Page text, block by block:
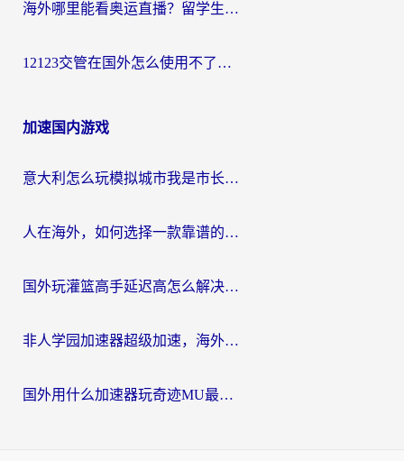
海外哪里能看奥运直播？留学生&海外华人必看的体育赛事观赛终极指南
12123交管在国外怎么使用不了？海外华人必看的无缝访问国内资源指南
加速国内游戏
意大利怎么玩模拟城市我是市长？海外党国服游戏加速终极攻略（附三国3量子特攻解决办法）
人在海外，如何选择一款靠谱的玩剑灵2加速器？
国外玩灌篮高手延迟高怎么解决？海外玩家国服游戏加速终极指南
非人学园加速器超级加速，海外玩家重返国服的通行证
国外用什么加速器玩奇迹MU最好？2026海外玩家国服游戏加速全攻略